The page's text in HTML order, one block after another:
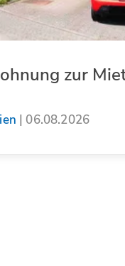
zur
| 06.08.2026